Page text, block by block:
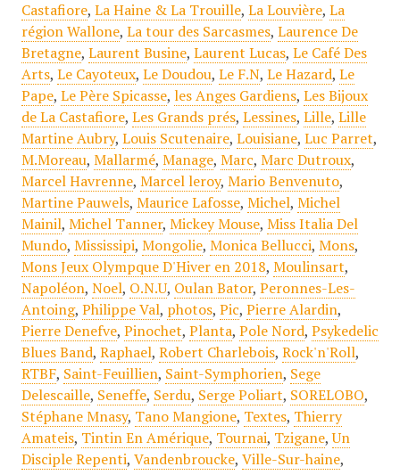
Castafiore, La Haine & La Trouille, La Louvière, La
région Wallone, La tour des Sarcasmes, Laurence De
Bretagne, Laurent Busine, Laurent Lucas, Le Café Des
Arts, Le Cayoteux, Le Doudou, Le F.N, Le Hazard, Le
Pape, Le Père Spicasse, les Anges Gardiens, Les Bijoux
de La Castafiore, Les Grands prés, Lessines, Lille, Lille
Martine Aubry, Louis Scutenaire, Louisiane, Luc Parret,
M.Moreau, Mallarmé, Manage, Marc, Marc Dutroux,
Marcel Havrenne, Marcel leroy, Mario Benvenuto,
Martine Pauwels, Maurice Lafosse, Michel, Michel
Mainil, Michel Tanner, Mickey Mouse, Miss Italia Del
Mundo, Mississipi, Mongolie, Monica Bellucci, Mons,
Mons Jeux Olympque D'Hiver en 2018, Moulinsart,
Napoléon, Noel, O.N.U, Oulan Bator, Peronnes-Les-
Antoing, Philippe Val, photos, Pic, Pierre Alardin,
Pierre Denefve, Pinochet, Planta, Pole Nord, Psykedelic
Blues Band, Raphael, Robert Charlebois, Rock'n'Roll,
RTBF, Saint-Feuillien, Saint-Symphorien, Sege
Delescaille, Seneffe, Serdu, Serge Poliart, SORELOBO,
Stéphane Mnasy, Tano Mangione, Textes, Thierry
Amateis, Tintin En Amérique, Tournai, Tzigane,Un
Disciple Repenti, Vandenbroucke, Ville-Sur-haine,